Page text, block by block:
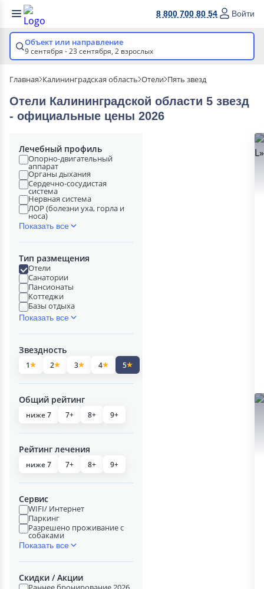
8 800 700 80 54 Войти
Объект или направление
9 сентября - 23 сентября, 2 взрослых
Главная Калининградская область Отели Пять звезд
Отели Калининградской области 5 звезд
- официальные цены 2026
Лечебный профиль
Опорно-двигательный
аппарат
Органы дыхания
Сердечно-сосудистая
система
Нервная система
ЛОР (болезни уха, горла и
носа)
Показать все
Тип размещения
Отели
Санатории
Пансионаты
Коттеджи
Базы отдыха
Показать все
Звездность
1 2 3 4 5
Общий рейтинг
ниже 7 7+ 8+ 9+
Рейтинг лечения
ниже 7 7+ 8+ 9+
Сервис
WIFI/ Интернет
Паркинг
Разрешено проживание с
собаками
Показать все
Скидки / Акции